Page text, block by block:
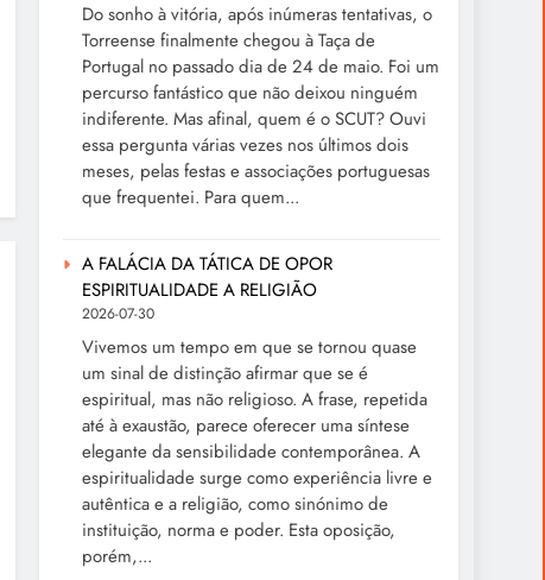
Do sonho à vitória, após inúmeras tentativas, o
Torreense finalmente chegou à Taça de
Portugal no passado dia de 24 de maio. Foi um
percurso fantástico que não deixou ninguém
indiferente. Mas afinal, quem é o SCUT? Ouvi
essa pergunta várias vezes nos últimos dois
meses, pelas festas e associações portuguesas
que frequentei. Para quem...
A FALÁCIA DA TÁTICA DE OPOR
ESPIRITUALIDADE A RELIGIÃO
2026-07-30
Vivemos um tempo em que se tornou quase
um sinal de distinção afirmar que se é
espiritual, mas não religioso. A frase, repetida
até à exaustão, parece oferecer uma síntese
elegante da sensibilidade contemporânea. A
espiritualidade surge como experiência livre e
autêntica e a religião, como sinónimo de
instituição, norma e poder. Esta oposição,
porém,...